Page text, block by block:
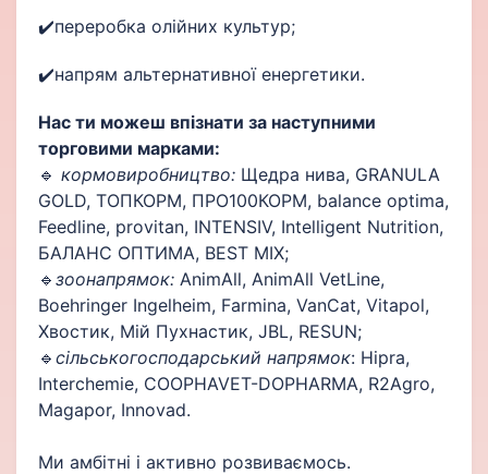
✔️переробка олійних культур;
✔️напрям альтернативної енергетики.
Нас ти можеш впізнати за наступними
торговими марками:
🔹 кормовиробництво: Щедра нива, GRANULA
GOLD, ТОПКОРМ, ПРО100КОРМ, balance оptima,
Feedline, рrovitan, INTENSIV, Intelligent Nutrition,
БАЛАНС ОПТИМА, BEST MIX;
🔹 зоонапрямок: AnimАll, AnimAll VetLine,
Boehringer Ingelheim, Farmina, VanCat, Vitapol,
Хвостик, Мій Пухнастик, JBL, RESUN;
🔹 сільськогосподарський напрямок: Hipra,
Interchemie, COOPHAVET-DOPHARMA, R2Agro,
Magapor, Innovad.
Ми амбітні і активно розвиваємось.